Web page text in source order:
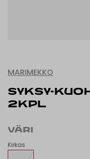
MARIMEKKO
SYKSY-
2KPL
VÄRI
Kirkas